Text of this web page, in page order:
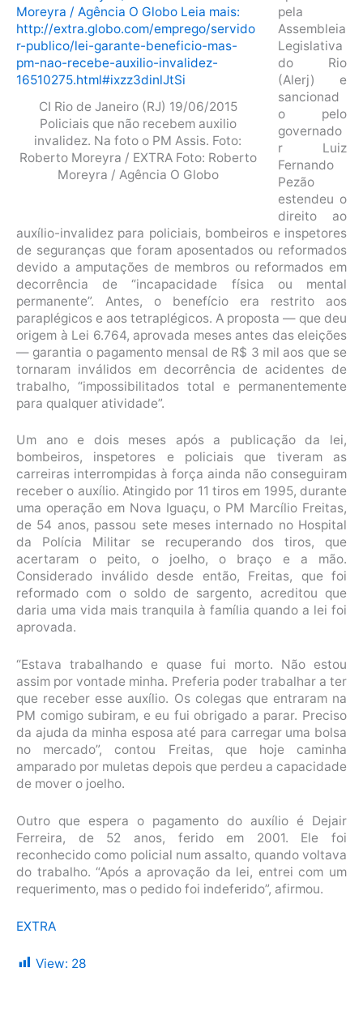
CI Rio de Janeiro (RJ) 19/06/2015
Policiais que não recebem auxilio
invalidez. Na foto o PM Assis. Foto:
Roberto Moreyra / EXTRA Foto: Roberto
Moreyra / Agência O Globo
pela
Assembleia
Legislativa
do Rio
(Alerj) e
sancionad
o pelo
governado
r Luiz
Fernando
Pezão
estendeu o
direito ao
auxílio-invalidez para policiais, bombeiros e inspetores
de seguranças que foram aposentados ou reformados
devido a amputações de membros ou reformados em
decorrência de “incapacidade física ou mental
permanente”. Antes, o benefício era restrito aos
paraplégicos e aos tetraplégicos. A proposta — que deu
origem à Lei 6.764, aprovada meses antes das eleições
— garantia o pagamento mensal de R$ 3 mil aos que se
tornaram inválidos em decorrência de acidentes de
trabalho, “impossibilitados total e permanentemente
para qualquer atividade”.
Um ano e dois meses após a publicação da lei,
bombeiros, inspetores e policiais que tiveram as
carreiras interrompidas à força ainda não conseguiram
receber o auxílio. Atingido por 11 tiros em 1995, durante
uma operação em Nova Iguaçu, o PM Marcílio Freitas,
de 54 anos, passou sete meses internado no Hospital
da Polícia Militar se recuperando dos tiros, que
acertaram o peito, o joelho, o braço e a mão.
Considerado inválido desde então, Freitas, que foi
reformado com o soldo de sargento, acreditou que
daria uma vida mais tranquila à família quando a lei foi
aprovada.
“Estava trabalhando e quase fui morto. Não estou
assim por vontade minha. Preferia poder trabalhar a ter
que receber esse auxílio. Os colegas que entraram na
PM comigo subiram, e eu fui obrigado a parar. Preciso
da ajuda da minha esposa até para carregar uma bolsa
no mercado”, contou Freitas, que hoje caminha
amparado por muletas depois que perdeu a capacidade
de mover o joelho.
Outro que espera o pagamento do auxílio é Dejair
Ferreira, de 52 anos, ferido em 2001. Ele foi
reconhecido como policial num assalto, quando voltava
do trabalho. “Após a aprovação da lei, entrei com um
requerimento, mas o pedido foi indeferido”, afirmou.
EXTRA
View: 28